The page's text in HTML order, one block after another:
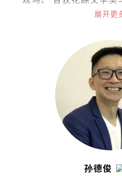
奖，台湾梁实秋文学奖
《列车男女》《阿卡贝
人的足球指南》，小说
忘老头》《那些进化
曾出版独立小志《
为新加坡导演陈哲艺电
主题曲填词。
展开更
孙德俊